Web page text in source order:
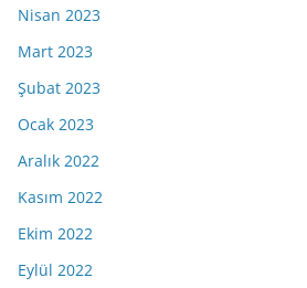
Nisan 2023
Mart 2023
Şubat 2023
Ocak 2023
Aralık 2022
Kasım 2022
Ekim 2022
Eylül 2022